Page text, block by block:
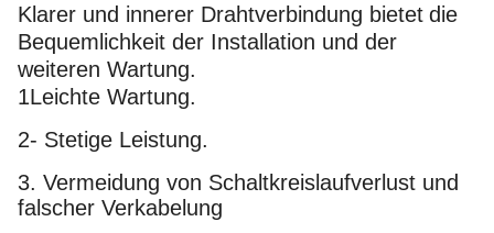
Klarer und innerer Drahtverbindung bietet die
Bequemlichkeit der Installation und der
weiteren Wartung.
1Leichte Wartung.
2- Stetige Leistung.
3. Vermeidung von Schaltkreislaufverlust und
falscher Verkabelung